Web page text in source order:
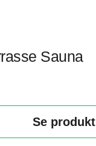
Sauna
Se produkt